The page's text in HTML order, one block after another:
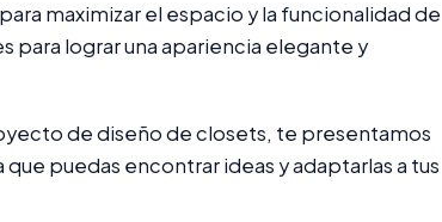
maximizar el espacio y la funcionalidad de
para lograr una apariencia elegante y
de diseño de closets, te presentamos
puedas encontrar ideas y adaptarlas a tus